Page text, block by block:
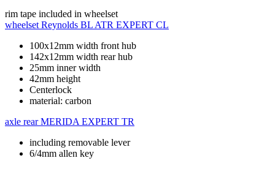
rim tape included in wheelset
wheelset Reynolds BL ATR EXPERT CL
100x12mm width front hub
142x12mm width rear hub
25mm inner width
42mm height
Centerlock
material: carbon
axle rear MERIDA EXPERT TR
including removable lever
6/4mm allen key